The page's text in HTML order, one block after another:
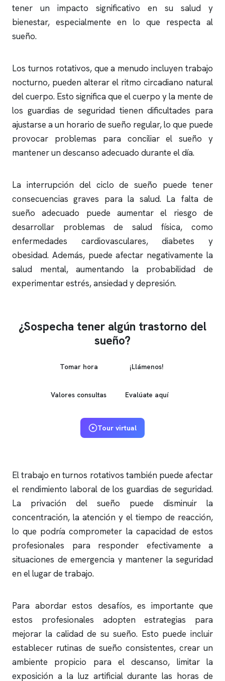
tener un impacto significativo en su salud y
bienestar, especialmente en lo que respecta al
sueño.
Los turnos rotativos, que a menudo incluyen trabajo
nocturno, pueden alterar el ritmo circadiano natural
del cuerpo. Esto significa que el cuerpo y la mente de
los guardias de seguridad tienen dificultades para
ajustarse a un horario de sueño regular, lo que puede
provocar problemas para conciliar el sueño y
mantener un descanso adecuado durante el día.
La interrupción del ciclo de sueño puede tener
consecuencias graves para la salud. La falta de
sueño adecuado puede aumentar el riesgo de
desarrollar problemas de salud física, como
enfermedades cardiovasculares, diabetes y
obesidad. Además, puede afectar negativamente la
salud mental, aumentando la probabilidad de
experimentar estrés, ansiedad y depresión.
¿Sospecha tener algún trastorno del
sueño?
Tomar hora ¡Llámenos!
Valores consultas Evalúate aquí
Tour virtual
El trabajo en turnos rotativos también puede afectar
el rendimiento laboral de los guardias de seguridad.
La privación del sueño puede disminuir la
concentración, la atención y el tiempo de reacción,
lo que podría comprometer la capacidad de estos
profesionales para responder efectivamente a
situaciones de emergencia y mantener la seguridad
en el lugar de trabajo.
Para abordar estos desafíos, es importante que
estos profesionales adopten estrategias para
mejorar la calidad de su sueño. Esto puede incluir
establecer rutinas de sueño consistentes, crear un
ambiente propicio para el descanso, limitar la
exposición a la luz artificial durante las horas de